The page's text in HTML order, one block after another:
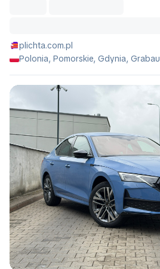
plichta.com.pl
Polonia, Pomorskie, Gdynia, Grabau